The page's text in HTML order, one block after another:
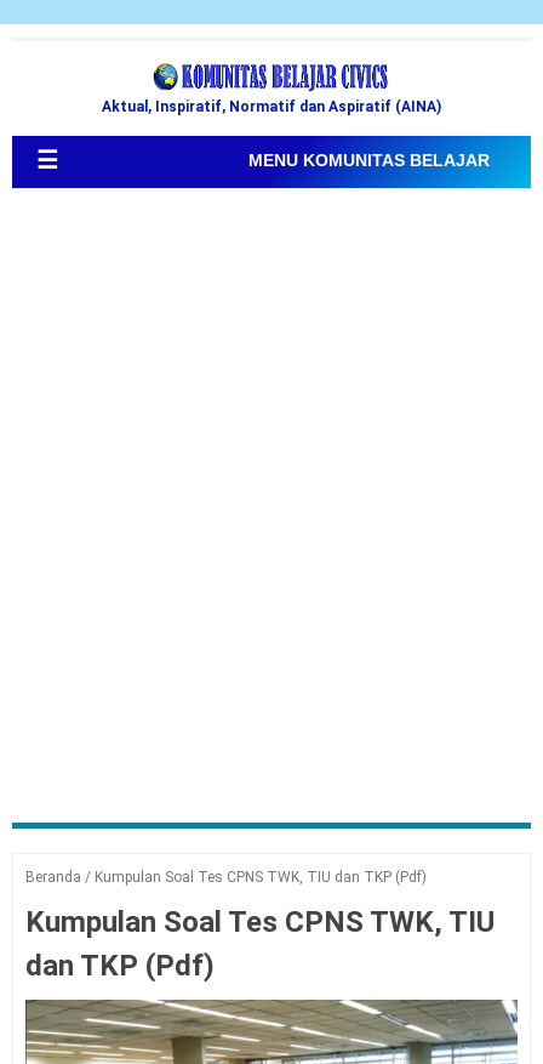
Aktual, Inspiratif, Normatif dan Aspiratif (AINA)
☰ MENU KOMUNITAS BELAJAR
Beranda / Kumpulan Soal Tes CPNS TWK, TIU dan TKP (Pdf)
Kumpulan Soal Tes CPNS TWK, TIU
dan TKP (Pdf)